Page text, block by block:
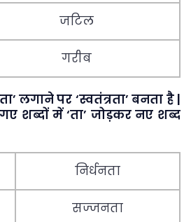
जटिल
गरीब
लगाने पर ‘स्वतंत्रता’ बनता है |
शब्दों में ‘ता’ जोड़कर नए शब्द
निर्धनता
सज्जनता